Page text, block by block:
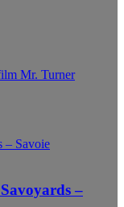
Mr. Turner
– Savoie
–